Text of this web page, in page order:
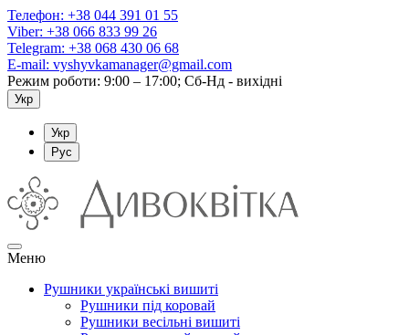
Телефон: +38 044 391 01 55
Viber: +38 066 833 99 26
Telegram: +38 068 430 06 68
E-mail: vyshyvkamanager@gmail.com
Режим роботи: 9:00 – 17:00; Сб-Нд - вихідні
Укр
Укр
Рус
Меню
Рушники українські вишиті
Рушники під коровай
Рушники весільні вишиті